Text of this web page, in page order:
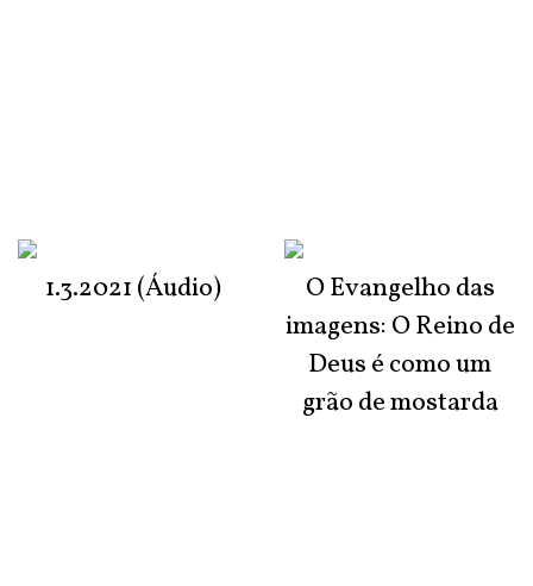
1.3.2021 (Áudio)
O Evangelho das
imagens: O Reino de
Deus é como um
grão de mostarda